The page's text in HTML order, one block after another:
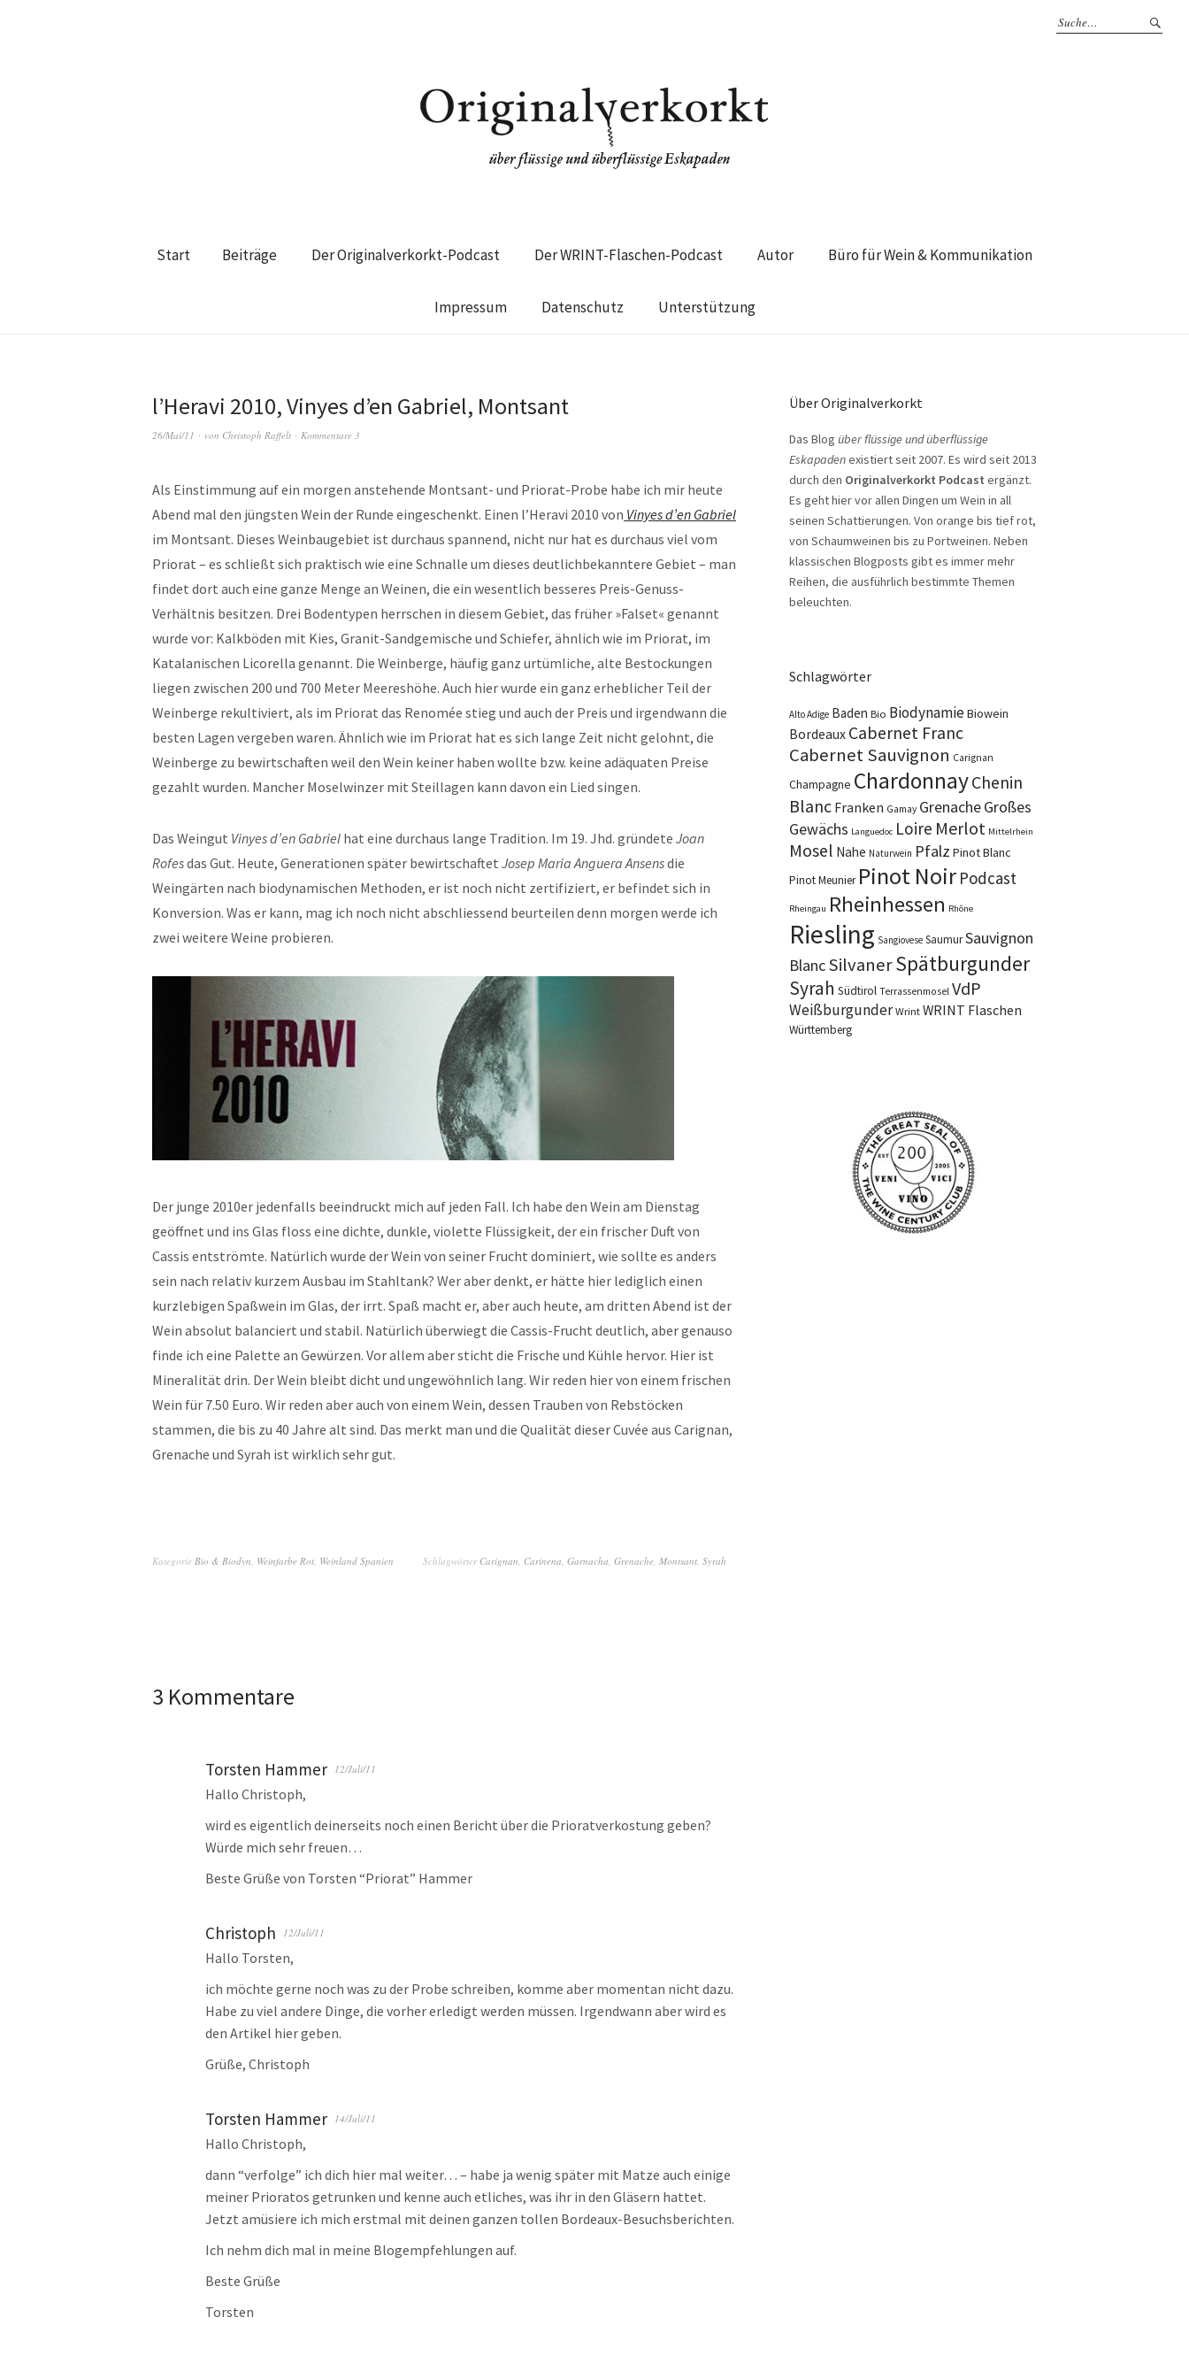
Start Beiträge Der Originalverkorkt-Podcast Der WRINT-Flaschen-Podcast Autor Büro für Wein & Kommunikation
Impressum Datenschutz Unterstützung
l’Heravi 2010, Vinyes d’en Gabriel, Montsant
26/Mai/11 von Christoph Raffelt Kommentare 3
Als Einstimmung auf ein morgen anstehende Montsant- und Priorat-Probe habe ich mir heute
Abend mal den jüngsten Wein der Runde eingeschenkt. Einen l’Heravi 2010 von Vinyes d’en Gabriel
im Montsant. Dieses Weinbaugebiet ist durchaus spannend, nicht nur hat es durchaus viel vom
Priorat – es schließt sich praktisch wie eine Schnalle um dieses deutlichbekanntere Gebiet – man
findet dort auch eine ganze Menge an Weinen, die ein wesentlich besseres Preis-Genuss-
Verhältnis besitzen. Drei Bodentypen herrschen in diesem Gebiet, das früher »Falset« genannt
wurde vor: Kalkböden mit Kies, Granit-Sandgemische und Schiefer, ähnlich wie im Priorat, im
Katalanischen Licorella genannt. Die Weinberge, häufig ganz urtümliche, alte Bestockungen
liegen zwischen 200 und 700 Meter Meereshöhe. Auch hier wurde ein ganz erheblicher Teil der
Weinberge rekultiviert, als im Priorat das Renomée stieg und auch der Preis und irgendwann die
besten Lagen vergeben waren. Ähnlich wie im Priorat hat es sich lange Zeit nicht gelohnt, die
Weinberge zu bewirtschaften weil den Wein keiner haben wollte bzw. keine adäquaten Preise
gezahlt wurden. Mancher Moselwinzer mit Steillagen kann davon ein Lied singen.
Das Weingut Vinyes d’en Gabriel hat eine durchaus lange Tradition. Im 19. Jhd. gründete Joan
Rofesdas Gut. Heute, Generationen später bewirtschaftet Josep Maria Anguera Ansensdie
Weingärten nach biodynamischen Methoden, er ist noch nicht zertifiziert, er befindet sich in
Konversion. Was er kann, mag ich noch nicht abschliessend beurteilen denn morgen werde ich
zwei weitere Weine probieren.
Der junge 2010er jedenfalls beeindruckt mich auf jeden Fall. Ich habe den Wein am Dienstag
geöffnet und ins Glas floss eine dichte, dunkle, violette Flüssigkeit, der ein frischer Duft von
Cassis entströmte. Natürlich wurde der Wein von seiner Frucht dominiert, wie sollte es anders
sein nach relativ kurzem Ausbau im Stahltank? Wer aber denkt, er hätte hier lediglich einen
kurzlebigen Spaßwein im Glas, der irrt. Spaß macht er, aber auch heute, am dritten Abend ist der
Wein absolut balanciert und stabil. Natürlich überwiegt die Cassis-Frucht deutlich, aber genauso
finde ich eine Palette an Gewürzen. Vor allem aber sticht die Frische und Kühle hervor. Hier ist
Mineralität drin. Der Wein bleibt dicht und ungewöhnlich lang. Wir reden hier von einem frischen
Wein für 7.50 Euro. Wir reden aber auch von einem Wein, dessen Trauben von Rebstöcken
stammen, die bis zu 40 Jahre alt sind. Das merkt man und die Qualität dieser Cuvée aus Carignan,
Grenache und Syrah ist wirklich sehr gut.
Kategorie Bio & Biodyn, Weinfarbe Rot, Weinland Spanien Schlagwörter Carignan, Carinena, Garnacha, Grenache, Montsant, Syrah
3 Kommentare
Torsten Hammer 12/Juli/11
Hallo Christoph,
wird es eigentlich deinerseits noch einen Bericht über die Prioratverkostung geben?
Würde mich sehr freuen…
Beste Grüße von Torsten “Priorat” Hammer
Christoph 12/Juli/11
Hallo Torsten,
ich möchte gerne noch was zu der Probe schreiben, komme aber momentan nicht dazu.
Habe zu viel andere Dinge, die vorher erledigt werden müssen. Irgendwann aber wird es
den Artikel hier geben.
Grüße, Christoph
Torsten Hammer 14/Juli/11
Hallo Christoph,
dann “verfolge” ich dich hier mal weiter… – habe ja wenig später mit Matze auch einige
meiner Prioratos getrunken und kenne auch etliches, was ihr in den Gläsern hattet.
Jetzt amüsiere ich mich erstmal mit deinen ganzen tollen Bordeaux-Besuchsberichten.
Ich nehm dich mal in meine Blogempfehlungen auf.
Beste Grüße
Torsten
Über Originalverkorkt
Das Blog über flüssige und überflüssige
Eskapadenexistiert seit 2007. Es wird seit 2013
durch den Originalverkorkt Podcast ergänzt.
Es geht hier vor allen Dingen um Wein in all
seinen Schattierungen. Von orange bis tief rot,
von Schaumweinen bis zu Portweinen. Neben
klassischen Blogposts gibt es immer mehr
Reihen, die ausführlich bestimmte Themen
beleuchten.
Schlagwörter
Alto Adige Baden Bio BiodynamieBiowein
Bordeaux Cabernet Franc
Cabernet Sauvignon Carignan
Champagne ChardonnayChenin
Blanc Franken Gamay GrenacheGroßes
Gewächs Languedoc Loire Merlot Mittelrhein
Mosel Nahe Naturwein Pfalz Pinot Blanc
Pinot Meunier Pinot Noir Podcast
Rheingau Rheinhessen Rhône
Riesling Sangiovese SaumurSauvignon
BlancSilvanerSpätburgunder
Syrah Südtirol Terrassenmosel VdP
Weißburgunder Wrint WRINT Flaschen
Württemberg